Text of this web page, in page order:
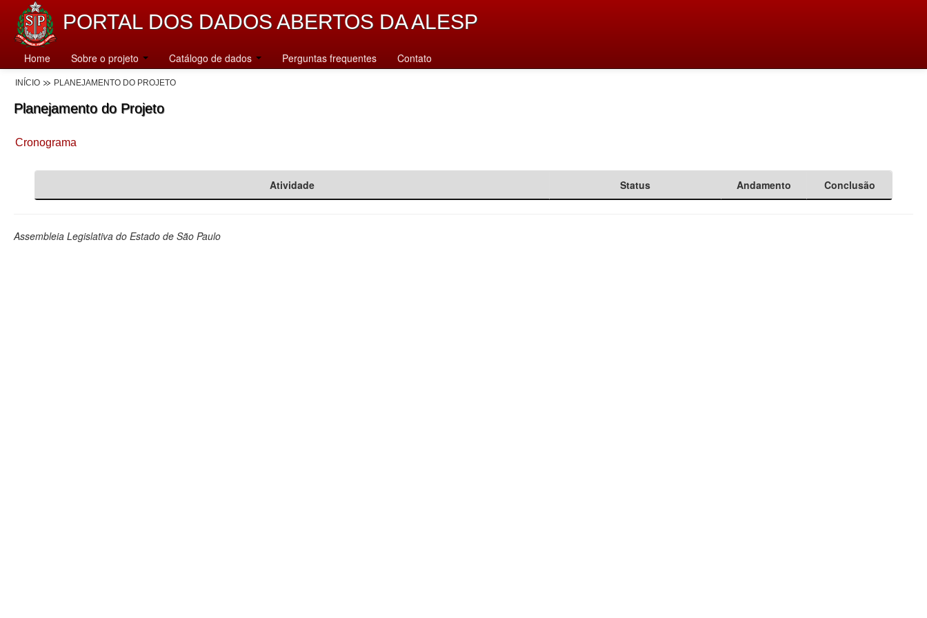
PORTAL DOS DADOS ABERTOS DA ALESP
Home Sobre o projeto Catálogo de dados Perguntas frequentes Contato
INÍCIO PLANEJAMENTO DO PROJETO
Planejamento do Projeto
Cronograma
Atividade Status Andamento Conclusão
Assembleia Legislativa do Estado de São Paulo